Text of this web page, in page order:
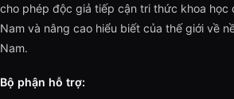
cho phép độc giả tiếp cận tri thức khoa học
Nam và nâng cao hiểu biết của thế giới về
Nam.
Bộ phận hỗ trợ: